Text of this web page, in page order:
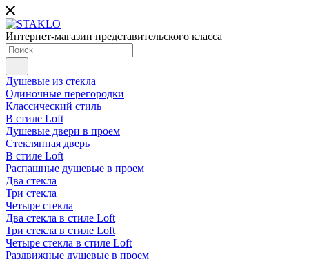
Интернет-магазин представительского класса
Душевые из стекла
Одиночные перегородки
Классический стиль
В стиле Loft
Душевые двери в проем
Стеклянная дверь
В стиле Loft
Распашные душевые в проем
Два стекла
Три стекла
Четыре стекла
Два стекла в стиле Loft
Три стекла в стиле Loft
Четыре стекла в стиле Loft
Раздвижные душевые в проем